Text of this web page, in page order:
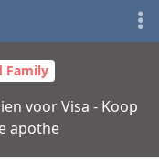
Family
voor Visa - Koop
apothe